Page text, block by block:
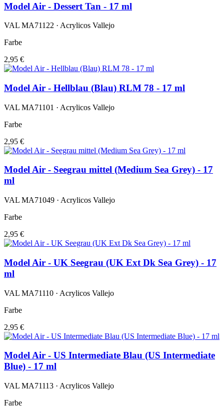
Model Air - Dessert Tan - 17 ml
VAL MA71122 · Acrylicos Vallejo
Farbe
2,95 €
Model Air - Hellblau (Blau) RLM 78 - 17 ml
VAL MA71101 · Acrylicos Vallejo
Farbe
2,95 €
Model Air - Seegrau mittel (Medium Sea Grey) - 17
ml
VAL MA71049 · Acrylicos Vallejo
Farbe
2,95 €
Model Air - UK Seegrau (UK Ext Dk Sea Grey) - 17
ml
VAL MA71110 · Acrylicos Vallejo
Farbe
2,95 €
Model Air - US Intermediate Blau (US Intermediate
Blue) - 17 ml
VAL MA71113 · Acrylicos Vallejo
Farbe